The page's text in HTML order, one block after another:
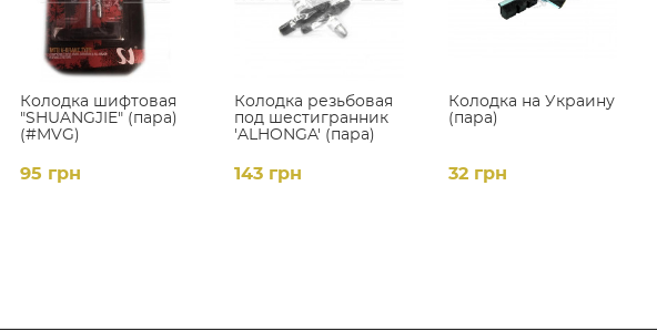
Колодка шифтовая
"SHUANGJIE" (пара)
(#MVG)
95 грн
Колодка резьбовая
под шестигранник
'ALHONGA' (пара)
143 грн
Колодка на Украину
(пара)
32 грн